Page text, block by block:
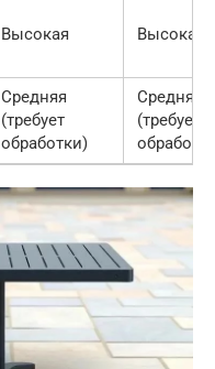
Высокая Высокая
Средняя
(требует
обработки)
Средняя
(требует